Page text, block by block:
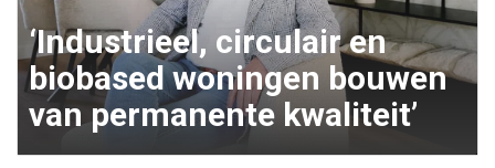
‘Industrieel, circulair en
biobased woningen bouwen
van permanente kwaliteit’